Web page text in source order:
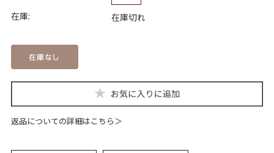
在庫:
在庫切れ
返品についての詳細はこちら